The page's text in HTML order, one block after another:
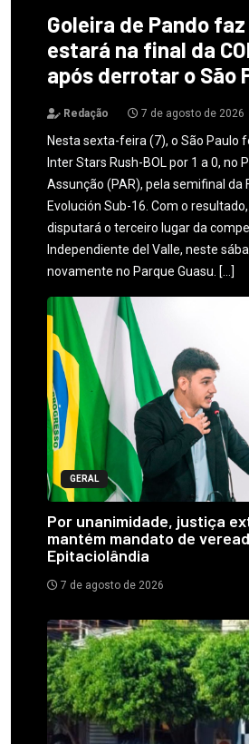
Goleira de Pando
estará na final da
após derrotar o São
Redação 7 de agosto de 2026
Nesta sexta-feira (7), o São Paulo
Inter Stars Rush-BOL por 1 a 0, no
Assunção (PAR), pela semifinal da
Evolución Sub-16. Com o
disputará o terceiro lugar da
Independiente del Valle, neste
novamente no Parque Guasu. […]
GERAL
Por unanimidade, justiça
mantém mandato de
Epitaciolândia
7 de agosto de 2026